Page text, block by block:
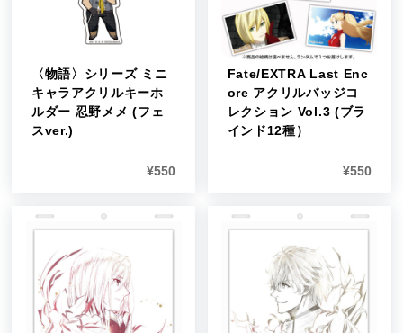
〈物語〉シリーズ ミニ
キャラアクリルキーホ
ルダー 忍野メメ (フェ
スver.)
¥550
Fate/EXTRA Last Enc
ore アクリルバッジコ
レクション Vol.3 (ブラ
インド12種）
¥550